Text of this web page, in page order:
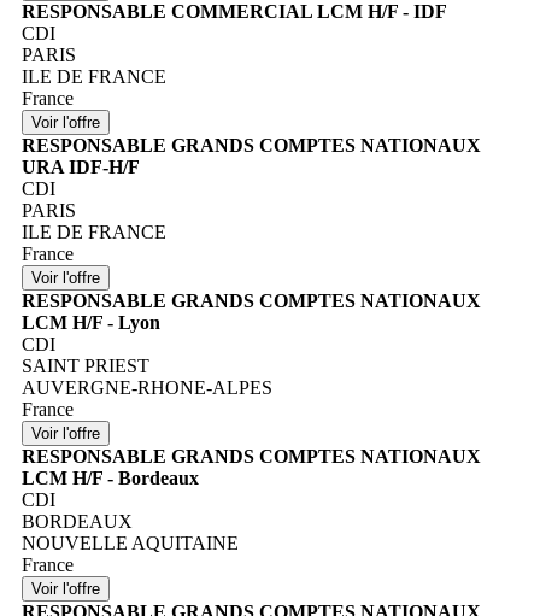
RESPONSABLE COMMERCIAL LCM H/F - IDF
CDI
PARIS
ILE DE FRANCE
France
RESPONSABLE GRANDS COMPTES NATIONAUX
URA IDF-H/F
CDI
PARIS
ILE DE FRANCE
France
RESPONSABLE GRANDS COMPTES NATIONAUX
LCM H/F - Lyon
CDI
SAINT PRIEST
AUVERGNE-RHONE-ALPES
France
RESPONSABLE GRANDS COMPTES NATIONAUX
LCM H/F - Bordeaux
CDI
BORDEAUX
NOUVELLE AQUITAINE
France
RESPONSABLE GRANDS COMPTES NATIONAUX